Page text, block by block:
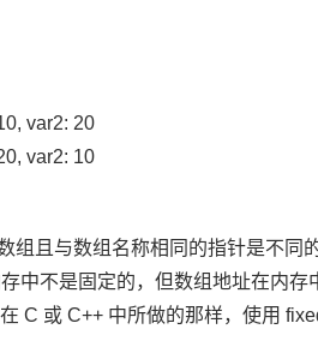
var2: 20
var2: 10
组且与数组名称相同的指针是不
中不是固定的，但数组地址在内
C 或 C++ 中所做的那样，使用